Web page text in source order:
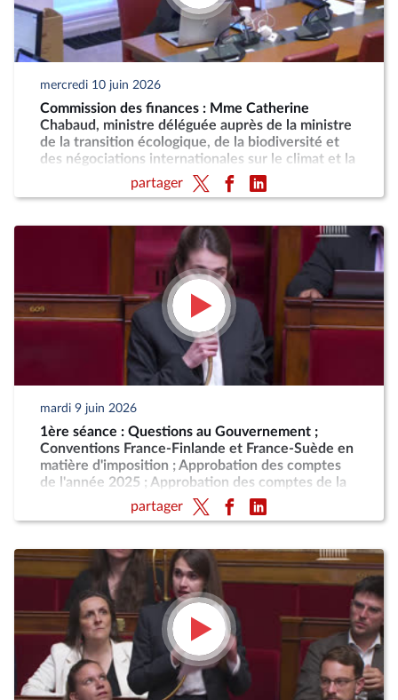
mercredi 10 juin 2026
Commission des finances : Mme Catherine
Chabaud, ministre déléguée auprès de la ministre
de la transition écologique, de la biodiversité et
des négociations internationales sur le climat et la
nature, chargée de la mer et de la pêche
partager
mardi 9 juin 2026
1ère séance : Questions au Gouvernement ;
Conventions France-Finlande et France-Suède en
matière d'imposition ; Approbation des comptes
de l'année 2025 ; Approbation des comptes de la
sécurité sociale de l'année 2025
partager